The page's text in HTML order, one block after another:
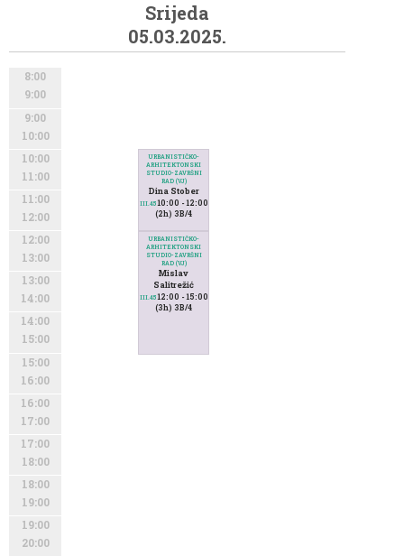
Srijeda
05.03.2025.
8:00
9:00
9:00
10:00
10:00
11:00
11:00
12:00
12:00
13:00
13:00
14:00
14:00
15:00
15:00
16:00
16:00
17:00
17:00
18:00
18:00
19:00
19:00
20:00
URBANISTIČKO-
ARHITEKTONSKI
STUDIO-ZAVRŠNI
RAD (VJ)
Dina Stober
III.45 10:00 - 12:00
(2h) 3B/4
URBANISTIČKO-
ARHITEKTONSKI
STUDIO-ZAVRŠNI
RAD (VJ)
Mislav
Salitrežić
III.45 12:00 - 15:00
(3h) 3B/4